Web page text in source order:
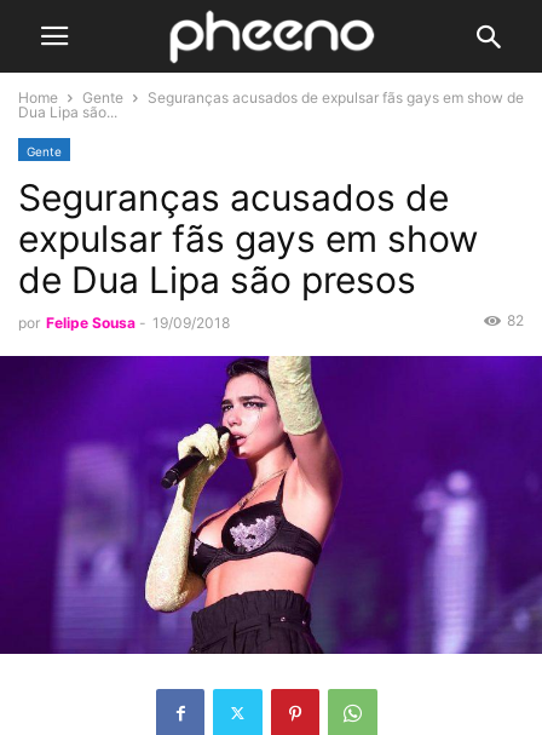
Home Gente
Seguranças acusados de expulsar fãs gays em show de
Dua Lipa são...
Gente
Seguranças acusados de
expulsar fãs gays em show
de Dua Lipa são presos
por Felipe Sousa - 19/09/2018 82